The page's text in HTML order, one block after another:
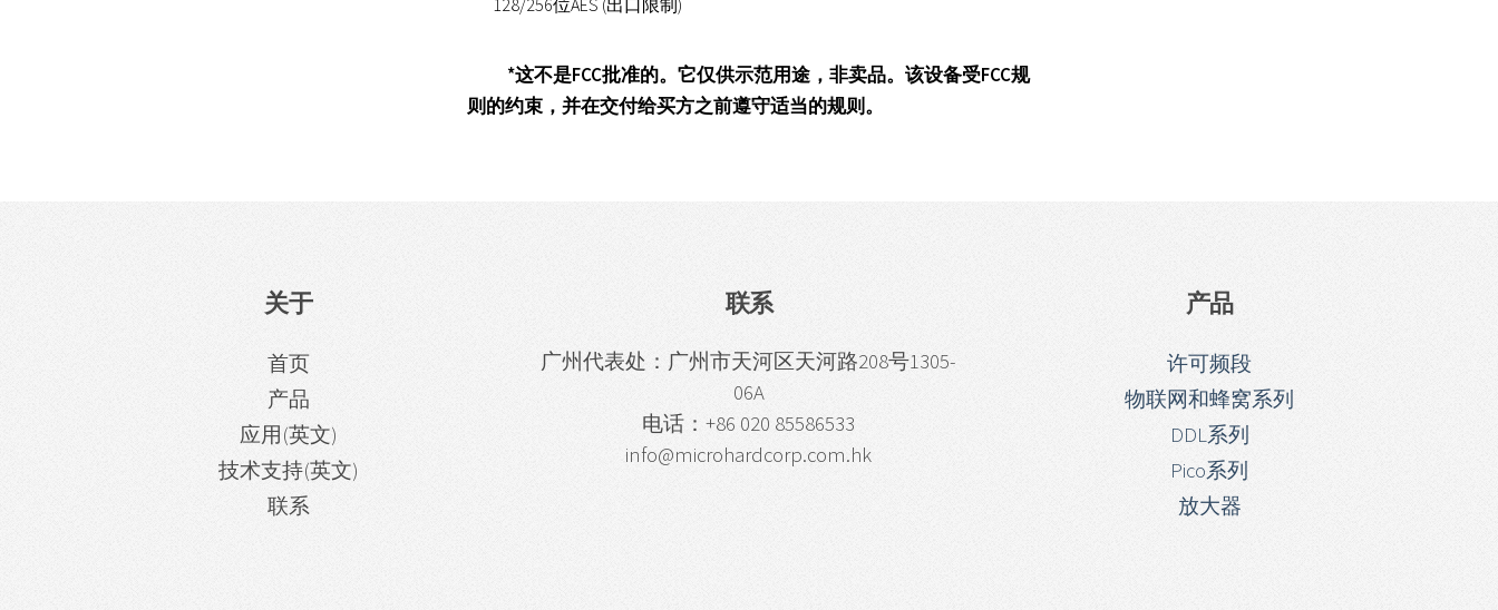
128/256位AES (出口限制)
*这不是FCC批准的。它仅供示范用途，非卖品。该设备受FCC规
则的约束，并在交付给买方之前遵守适当的规则。
关于
首页
产品
应用(英文)
技术支持(英文)
联系
联系
广州代表处：广州市天河区天河路208号1305-
06A
电话：+86 020 85586533
info@microhardcorp.com.hk
产品
许可频段
物联网和蜂窝系列
DDL系列
Pico系列
放大器